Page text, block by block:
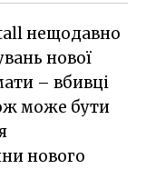
нещодавно
нової
– вбивці
може бути
нового